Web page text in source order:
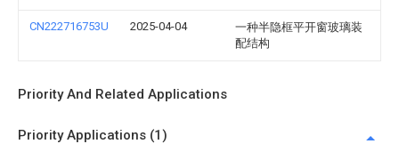
CN222716753U 2025-04-04
一种半隐框平开窗玻璃装
配结构
Priority And Related Applications
Priority Applications (1)